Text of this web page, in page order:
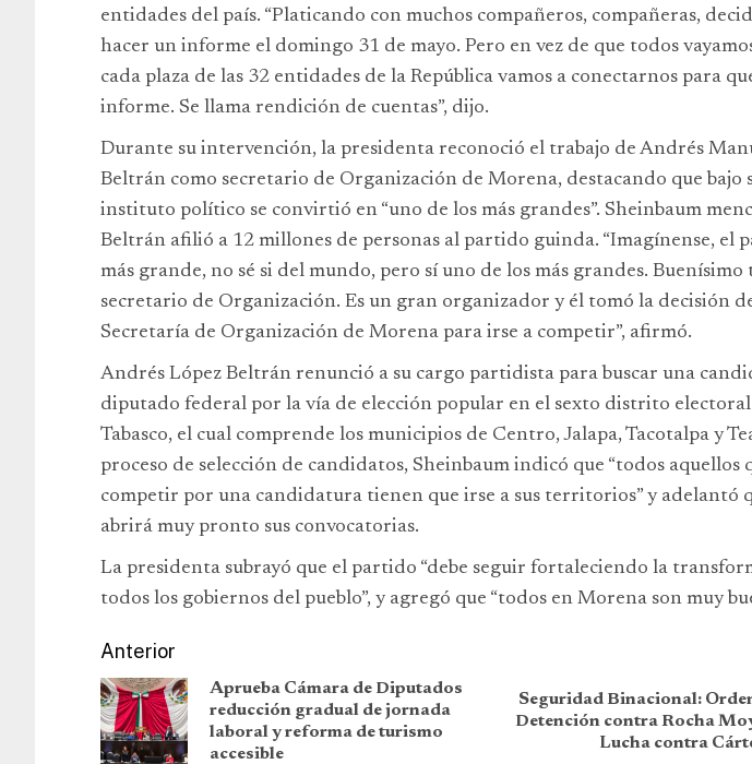
entidades del país. “Platicando con muchos compañeros, compañeras,
hacer un informe el domingo 31 de mayo. Pero en vez de que todos
cada plaza de las 32 entidades de la República vamos a conectarnos para
informe. Se llama rendición de cuentas”, dijo.
Durante su intervención, la presidenta reconoció el trabajo de Andrés
Beltrán como secretario de Organización de Morena, destacando que bajo
instituto político se convirtió en “uno de los más grandes”. Sheinbaum
Beltrán afilió a 12 millones de personas al partido guinda. “Imagínense, el
más grande, no sé si del mundo, pero sí uno de los más grandes. Buenísimo
secretario de Organización. Es un gran organizador y él tomó la decisión
Secretaría de Organización de Morena para irse a competir”, afirmó.
Andrés López Beltrán renunció a su cargo partidista para buscar una
diputado federal por la vía de elección popular en el sexto distrito
Tabasco, el cual comprende los municipios de Centro, Jalapa, Tacotalpa y
proceso de selección de candidatos, Sheinbaum indicó que “todos aquellos
competir por una candidatura tienen que irse a sus territorios” y adelantó
abrirá muy pronto sus convocatorias.
La presidenta subrayó que el partido “debe seguir fortaleciendo la
todos los gobiernos del pueblo”, y agregó que “todos en Morena son muy
Anterior
Aprueba Cámara de Diputados
reducción gradual de jornada
laboral y reforma de turismo
accesible
Seguridad Binacional:
Detención contra Rocha
Lucha contra